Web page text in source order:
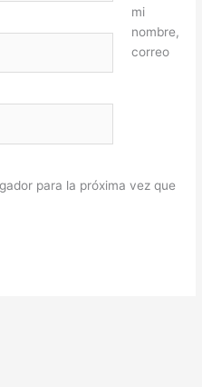
mi
nombre,
correo
para la próxima vez que